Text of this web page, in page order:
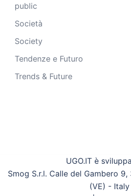
public
Società
Society
Tendenze e Futuro
Trends & Future
UGO.IT è
Smog S.r.l. Calle del Gambero
(VE) - Italy